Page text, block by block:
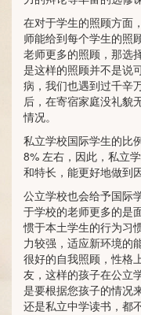
在对于学生的照顾方面
师能给到每个学生的照
老师更多的照顾，那选
是这样的照顾并不是说
病，我们也遇到过千辛
后，在寄宿家庭没礼貌
情况。
私立学校国际学生的比
8% 左右，因此，私立
和特长，能更好地做到
公立学校也会给予国际
于学校的老师更多的是
惯于本土学生的行为习
力较强，适应新环境的
很好的自我照顾，性格
友，这样的孩子在公立
是要根据您孩子的情况
还是私立中学读书，都